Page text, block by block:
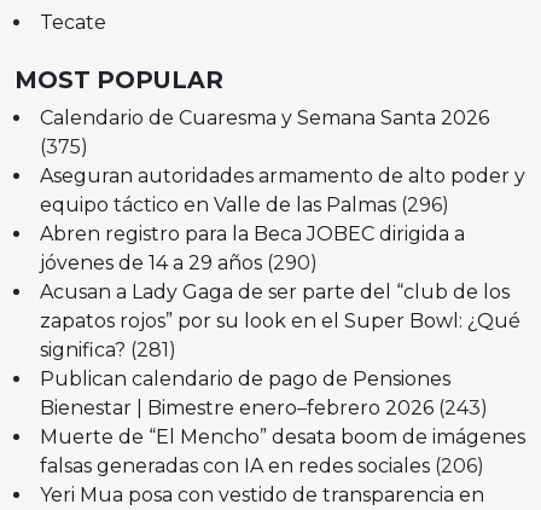
Tecate
MOST POPULAR
Calendario de Cuaresma y Semana Santa 2026
(375)
Aseguran autoridades armamento de alto poder y
equipo táctico en Valle de las Palmas (296)
Abren registro para la Beca JOBEC dirigida a
jóvenes de 14 a 29 años (290)
Acusan a Lady Gaga de ser parte del “club de los
zapatos rojos” por su look en el Super Bowl: ¿Qué
significa? (281)
Publican calendario de pago de Pensiones
Bienestar | Bimestre enero–febrero 2026 (243)
Muerte de “El Mencho” desata boom de imágenes
falsas generadas con IA en redes sociales (206)
Yeri Mua posa con vestido de transparencia en